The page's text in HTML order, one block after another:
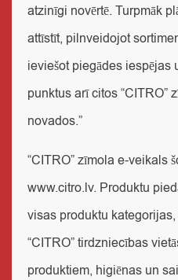
atzinīgi novērtē. Turpmāk
attīstīt, pilnveidojot
ieviešot piegādes iespējas
punktus arī citos “CITRO”
novados.”
“CITRO” zīmola e-veikals
www.citro.lv. Produktu
visas produktu
“CITRO” tirdzniecības
produktiem, higiēnas un